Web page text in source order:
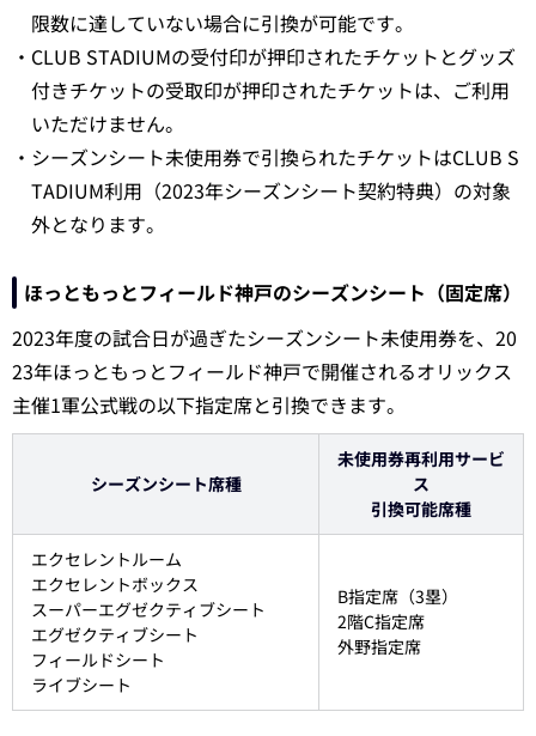
限数に達していない場合に引換が可能です。
・CLUB STADIUMの受付印が押印されたチケットとグッズ
付きチケットの受取印が押印されたチケットは、ご利用
いただけません。
・シーズンシート未使用券で引換られたチケットはCLUB S
TADIUM利用（2023年シーズンシート契約特典）の対象
外となります。
ほっともっとフィールド神戸のシーズンシート（固定席）
2023年度の試合日が過ぎたシーズンシート未使用券を、20
23年ほっともっとフィールド神戸で開催されるオリックス
主催1軍公式戦の以下指定席と引換できます。
シーズンシート席種
未使用券再利用サービ
ス
引換可能席種
エクセレントルーム
エクセレントボックス
スーパーエグゼクティブシート
エグゼクティブシート
フィールドシート
ライブシート
B指定席（3塁）
2階C指定席
外野指定席